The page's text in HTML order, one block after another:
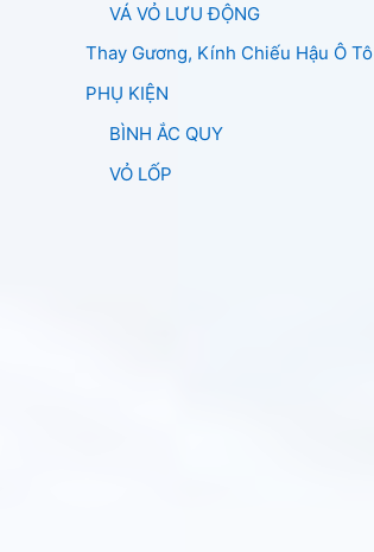
VÁ VỎ LƯU ĐỘNG
Thay Gương, Kính Chiếu Hậu Ô Tô
PHỤ KIỆN
BÌNH ẮC QUY
VỎ LỐP